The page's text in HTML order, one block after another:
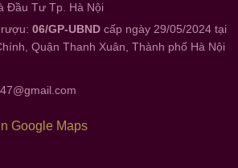
Đầu Tư Tp. Hà Nội
06/GP-UBND cấp ngày 29/05/2024 tại
Quận Thanh Xuân, Thành phố Hà Nội
Google Maps